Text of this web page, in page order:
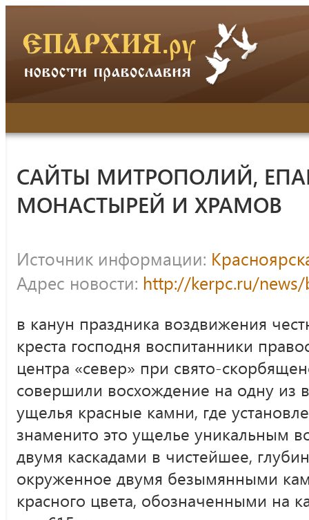
САЙТЫ МИТРОПОЛИЙ,
МОНАСТЫРЕЙ И ХРАМОВ
Источник информации:
Адрес новости: http://kerpc.ru/
в канун праздника воздвижения
креста господня воспитанники
центра «север» при свято-
совершили восхождение на одну из
ущелья красные камни, где
знаменито это ущелье уникальным
двумя каскадами в чистейшее,
окруженное двумя безымянными
красного цвета, обозначенными на